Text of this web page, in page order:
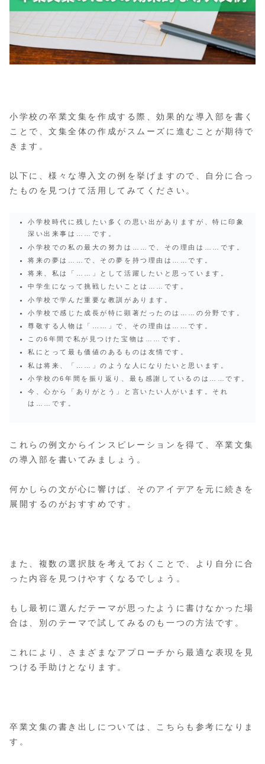
小学校の卒業文集を作成する際、効果的な導入部を書く
ことで、文集全体の作成がスムーズに進むことが期待で
きます。
以下に、様々な導入文の例を挙げますので、自分に合っ
たものを見つけて活用してみてください。
小学校時代に残したい多くの思い出がありますが、特に印象
深い出来事は……です。
小学校での私の最大の努力は……で、その理由は……です。
将来の夢は……で、その夢を持つ理由は……です。
将来、私は「……」として活躍したいと思っています。
中学生になって挑戦したいことは……です。
小学校で学んだ重要な教訓があります。
小学校で感じた成長が特に顕著だったのは……の分野です。
尊敬する人物は「……」で、その理由は……です。
この6年間で私が見つけた宝物は……です。
私にとって最も価値のあるものは友情です。
私は将来、「……」のような人になりたいと思います。
小学校の6年間を振り返り、最も感謝しているのは……です。
今、心から「ありがとう」と言いたい人がいます。それ
は……です。
これらの例文からインスピレーションを得て、卒業文集
の導入部を書いてみましょう。
何かしらの文が心に響けば、そのアイデアを元に続きを
展開するのがおすすめです。
また、複数の選択肢を考えておくことで、より自分に合
った内容を見つけやすくなるでしょう。
もし最初に選んだテーマが思ったように書けなかった場
合は、別のテーマで試してみるのも一つの方法です。
これにより、さまざまなアプローチから最適な表現を見
つける手助けとなります。
卒業文集の書き出しについては、こちらも参考になりま
す。